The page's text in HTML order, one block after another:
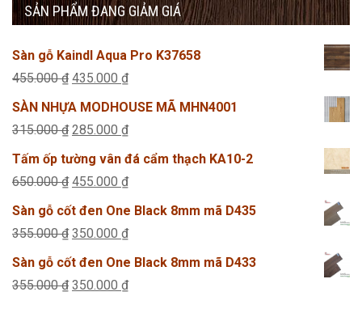
SẢN PHẨM ĐANG GIẢM GIÁ
Sàn gỗ Kaindl Aqua Pro K37658
455.000₫ Giá
gốc
là:
435.000 ₫Giá
hiện
tại
435.000 ₫.
SÀN NHỰA MODHOUSE MÃ MHN4001
315.000₫ Giá
gốc
là:
285.000 ₫Giá
hiện
tại
285.000 ₫.
Tấm ốp tường vân đá cẩm thạch KA10-2
650.000₫ Giá
gốc
là:
455.000 ₫Giá
hiện
tại
455.000 ₫.
Sàn gỗ cốt đen One Black 8mm mã D435
355.000₫ Giá
gốc
là:
350.000 ₫Giá
hiện
tại
Sàn gỗ cốt đen One Black 8mm mã D433
355.000₫ Giá
350.000 ₫Giá